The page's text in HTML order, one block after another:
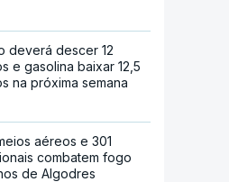
deverá descer 12
e gasolina baixar 12,5
na próxima semana
aéreos e 301
combatem fogo
de Algodres